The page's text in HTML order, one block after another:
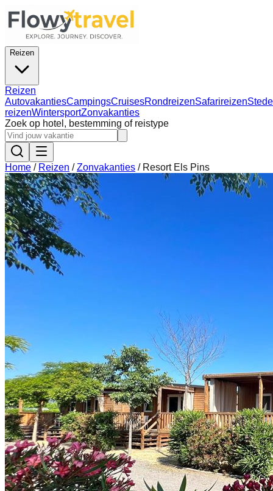
Reizen
Reizen
AutovakantiesCampingsCruisesRondreizenSafarireizen
reizenWintersportZonvakanties
Zoek op hotel, bestemming of reistype
Home / Reizen /Zonvakanties / Resort Els Pins